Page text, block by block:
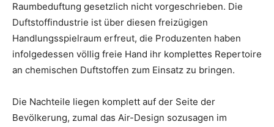
Raumbeduftung gesetzlich nicht vorgeschrieben. Die
Duftstoffindustrie ist über diesen freizügigen
Handlungsspielraum erfreut, die Produzenten haben
infolgedessen völlig freie Hand ihr komplettes Repertoire
an chemischen Duftstoffen zum Einsatz zu bringen.
Die Nachteile liegen komplett auf der Seite der
Bevölkerung, zumal das Air-Design sozusagen im